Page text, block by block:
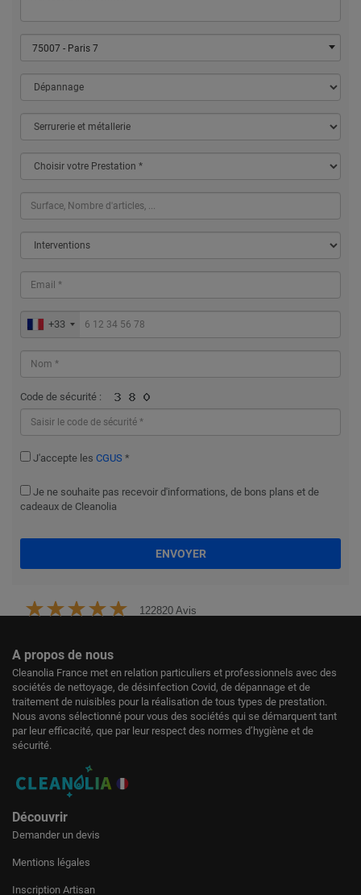
75007 - Paris 7
+33
Code de sécurité :
J'accepte les CGUS *
Je ne souhaite pas recevoir d'informations, de bons plans et de
cadeaux de Cleanolia
ENVOYER
122820 Avis
A propos de nous
Cleanolia France met en relation particuliers et professionnels avec des
sociétés de nettoyage, de désinfection Covid, de dépannage et de
traitement de nuisibles pour la réalisation de tous types de prestation.
Nous avons sélectionné pour vous des sociétés qui se démarquent tant
par leur efficacité, que par leur respect des normes d’hygiène et de
sécurité.
Découvrir
Demander un devis
Mentions légales
Inscription Artisan